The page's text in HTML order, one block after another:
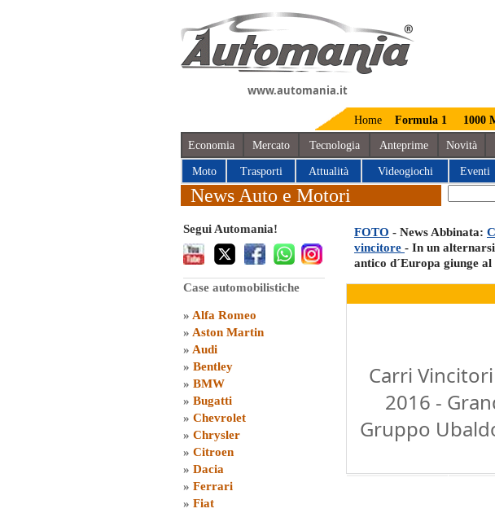
www.automania.it
Home Formula 1 1000
Economia Mercato Tecnologia Anteprime Novità
Moto Trasporti Attualità Videogiochi Eventi
News Auto e Motori
Segui Automania!
Case automobilistiche
» Alfa Romeo
» Aston Martin
» Audi
» Bentley
» BMW
» Bugatti
» Chevrolet
» Chrysler
» Citroen
» Dacia
» Ferrari
» Fiat
FOTO - News Abbinata:
vincitore - In un
antico d´Europa giunge
Carri
2016 -
Gruppo